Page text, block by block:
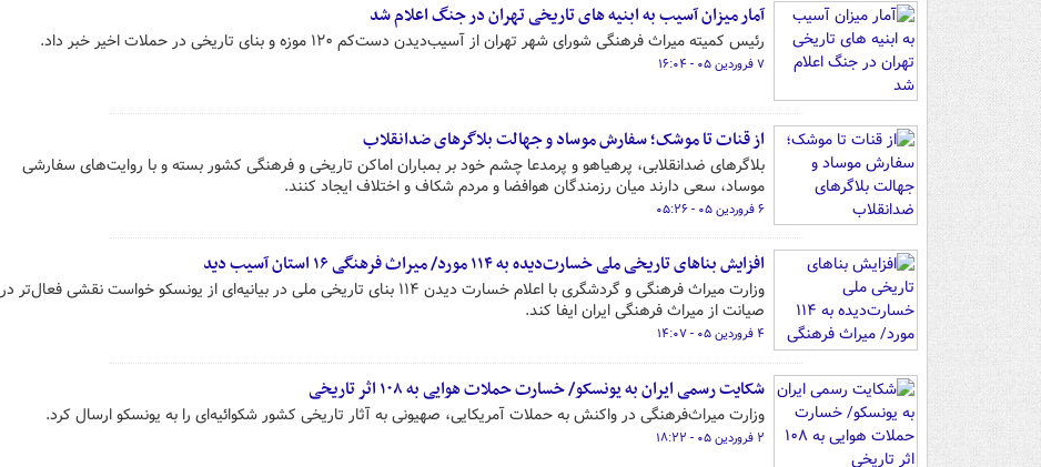
آمار میزان آسیب به ابنیه های تاریخی تهران در جنگ اعلام شد
رئیس کمیته میراث فرهنگی شورای شهر تهران از آسیب‌دیدن دست‌کم ۱۲۰ موزه و بنای تاریخی در حملات اخیر خبر داد.
۷ فروردین ۰۵ - ۱۶:۰۴
از قنات تا موشک؛ سفارش موساد و جهالت بلاگرهای ضدانقلاب
بلاگرهای ضدانقلابی، پرهیاهو و پرمدعا چشم خود بر بمباران اماکن تاریخی و فرهنگی کشور بسته و با روایت‌های سفارشی
موساد، سعی دارند میان رزمندگان هوافضا و مردم شکاف و اختلاف ایجاد کنند.
۶ فروردین ۰۵ - ۰۵:۲۶
افزایش بناهای تاریخی ملی خسارت‌دیده به ۱۱۴ مورد/ میراث فرهنگی ۱۶ استان آسیب دید
وزارت میراث فرهنگی و گردشگری با اعلام خسارت دیدن ۱۱۴ بنای تاریخی ملی در بیانیه‌ای از یونسکو خواست نقشی فعال‌تر در
صیانت از میراث فرهنگی ایران ایفا کند.
۴ فروردین ۰۵ - ۱۴:۰۷
شکایت رسمی ایران به یونسکو/ خسارت حملات هوایی به ۱۰۸ اثر تاریخی
وزارت میراث‌فرهنگی در واکنش به حملات آمریکایی، صهیونی به آثار تاریخی کشور شکوائیه‌ای را به یونسکو ارسال کرد.
۲ فروردین ۰۵ - ۱۸:۲۲